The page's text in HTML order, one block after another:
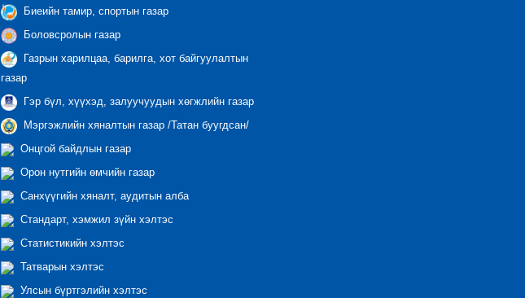
Биеийн тамир, спортын газар
Боловсролын газар
Газрын харилцаа, барилга, хот байгуулалтын
газар
Гэр бүл, хүүхэд, залуучуудын хөгжлийн газар
Мэргэжлийн хяналтын газар /Татан буугдсан/
Онцгой байдлын газар
Орон нутгийн өмчийн газар
Санхүүгийн хяналт, аудитын алба
Стандарт, хэмжил зүйн хэлтэс
Статистикийн хэлтэс
Татварын хэлтэс
Улсын бүртгэлийн хэлтэс